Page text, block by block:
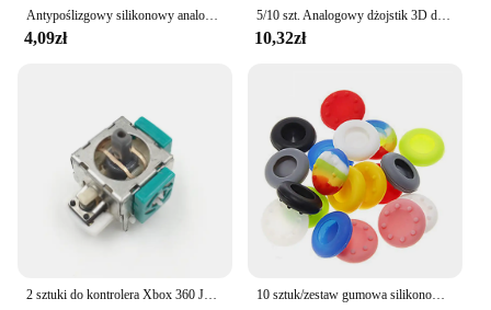
Antypoślizgowy silikonowy analogowy Joystick uchwyt na kciuki do PS2 PS3 PS4 PS5 Xbox One Xbox 360 Xbox Series X Switch Pro Controller
4,09zł
5/10 szt. Analogowy dżojstik 3D do modułu czujnika Xbox 360, części zamienne do akcesoriów Gamepad PS5/PS4/PS2
10,32zł
2 sztuki do kontrolera Xbox 360 Joysticki analogowe 3D Joysticki zamienne 3D Również działa na PS2 10 sztuk/zestaw gumowa silikonowa zatyczka pałeczka na kciuk analogowy pokrowiec uchwyty do joysticków skóra dla PS4 PS3 XBOX One/360